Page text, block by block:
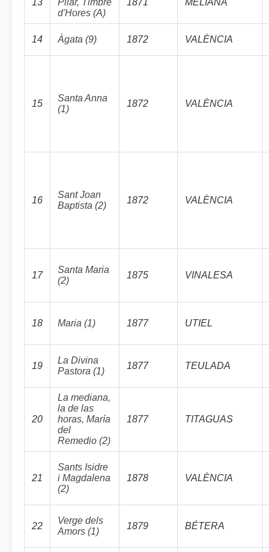
13
Pilar, Timbre
d'Hores (A)
1871 MELIANA
14 Àgata (9) 1872 VALÈNCIA
15
Santa Anna
(1)
1872 VALÈNCIA
16
Sant Joan
Baptista (2)
1872 VALÈNCIA
17
Santa Maria
(2)
1875 VINALESA
18 Maria (1) 1877 UTIEL
19
La Divina
Pastora (1)
1877 TEULADA
20
La mediana,
la de las
horas, María
del
Remedio (2)
1877 TITAGUAS
21
Sants Isidre
i Magdalena
(2)
1878 VALÈNCIA
22
Verge dels
Amors (1)
1879 BÉTERA